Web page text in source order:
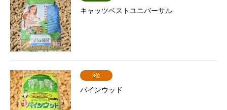
キャッツベストユニバーサル
3位
パインウッド